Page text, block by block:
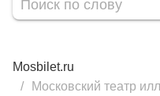
Mosbilet.ru
Московский театр